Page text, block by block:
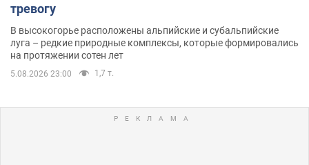
тревогу
В высокогорье расположены альпийские и субальпийские
луга – редкие природные комплексы, которые формировались
на протяжении сотен лет
5.08.2026 23:00 1,7 т.